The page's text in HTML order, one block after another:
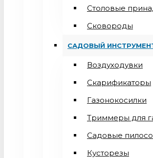
Столовые
Сковороды
САДОВЫЙ
Воздуходувки
Скарификаторы
Газонокосилки
Триммеры для
Садовые
Кусторезы